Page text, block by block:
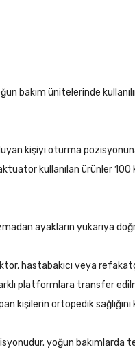
bakım ünitelerinde
kişiyi oturma
kullanılan ürünler
ayakların yukarıya
hastabakıcı veya
platformlara transfer
kişilerin ortopedik
yoğun bakımlarda